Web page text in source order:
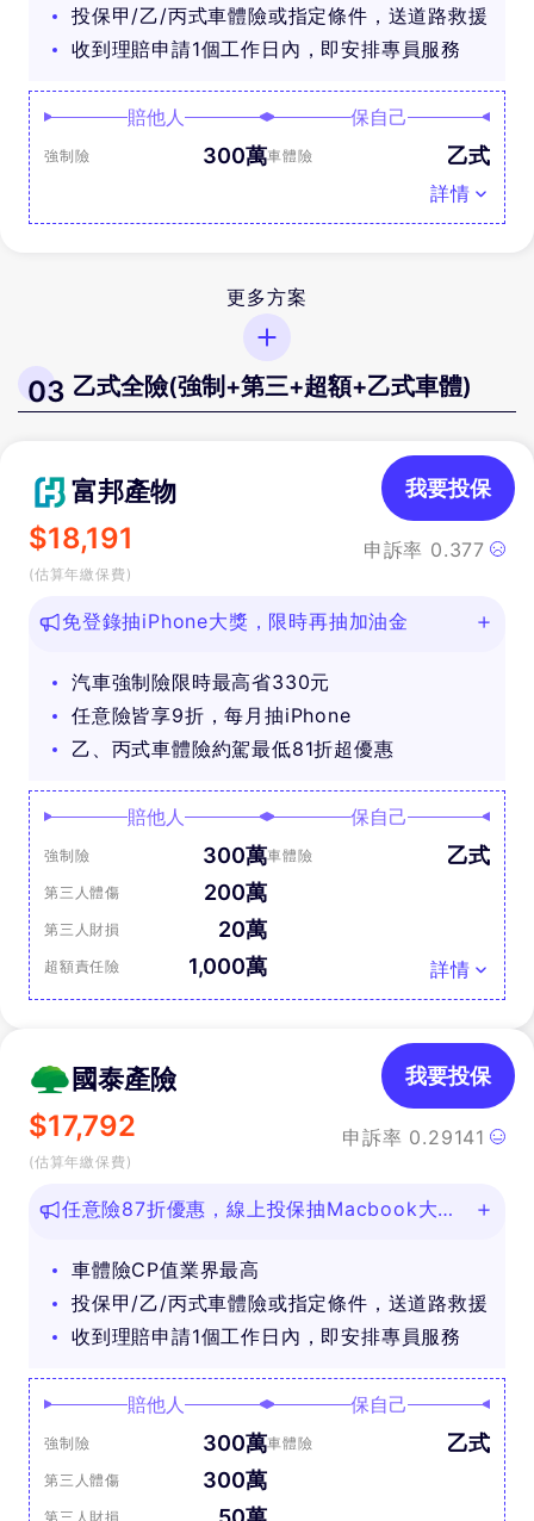
投保甲/乙/丙式車體險或指定條件，送道路救援
收到理賠申請1個工作日內，即安排專員服務
賠他人
強制險 300萬
保自己
車體險 乙式
詳情
更多方案
03 乙式全險(強制+第三+超額+乙式車體)
富邦產物
$18,191
(估算年繳保費)
申訴率 0.377
我要投保
免登錄抽iPhone大獎，限時再抽加油金
汽車強制險限時最高省330元
任意險皆享9折，每月抽iPhone
乙、丙式車體險約駕最低81折超優惠
賠他人
強制險 300萬
第三人體傷 200萬
第三人財損 20萬
超額責任險 1,000萬
保自己
車體險 乙式
詳情
國泰產險
$17,792
(估算年繳保費)
申訴率 0.29141
我要投保
任意險87折優惠，線上投保抽Macbook大
車體險CP值業界最高
投保甲/乙/丙式車體險或指定條件，送道路救援
收到理賠申請1個工作日內，即安排專員服務
賠他人
強制險 300萬
第三人體傷 300萬
第三人財損
保自己
車體險 乙式